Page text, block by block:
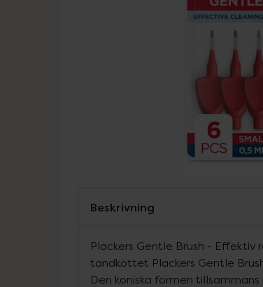
Beskrivning
Plackers Gentle Brush - Effektiv
tandköttet Plackers Gentle
Den koniska formen